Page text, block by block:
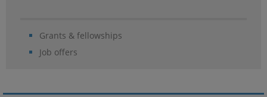
Grants & fellowships
Job offers